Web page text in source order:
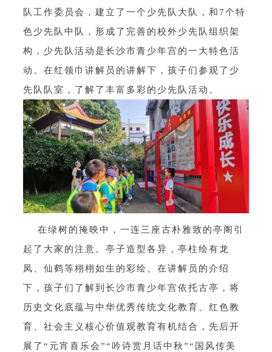
队工作委员会，建立了一个少先队大队，和7个特
色少先队中队，形成了完善的校外少先队组织架
构，少先队活动是长沙市青少年宫的一大特色活
动。在红领巾讲解员的讲解下，孩子们参观了少
先队队室，了解了丰富多彩的少先队活动。
在绿树的掩映中，一连三座古朴雅致的亭阁引
起了大家的注意。亭子造型各异，亭柱绘有龙
凤、仙鹤等栩栩如生的彩绘。在讲解员的介绍
下，孩子们了解到长沙市青少年宫依托古亭，将
历史文化底蕴与中华优秀传统文化教育、红色教
育、社会主义核心价值观教育有机结合，先后开
展了“元宵喜乐会”“吟诗赏月话中秋”“国风传美